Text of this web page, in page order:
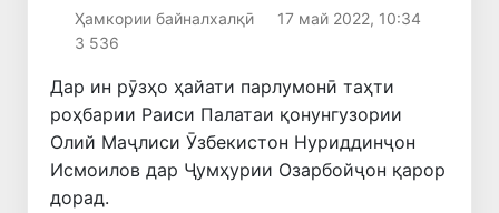
Ҳамкории байналхалқӣ
17 май 2022, 10:34
3 536
Дар ин рӯзҳо ҳайати парлумонӣ таҳти
роҳбарии Раиси Палатаи қонунгузории
Олий Маҷлиси Ӯзбекистон Нуриддинҷон
Исмоилов дар Ҷумҳурии Озарбойҷон қарор
дорад.